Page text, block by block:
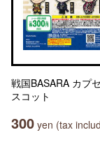
戦国BASARA カプ
スコット
300 yen (tax